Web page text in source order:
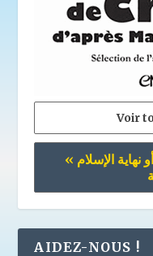
Voir
نهاية الإسلام »
AIDEZ-NOUS !